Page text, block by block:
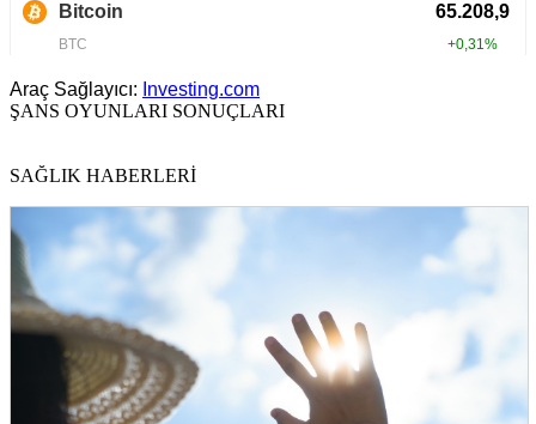
Araç Sağlayıcı: Investing.com
ŞANS OYUNLARI SONUÇLARI
SAĞLIK HABERLERİ